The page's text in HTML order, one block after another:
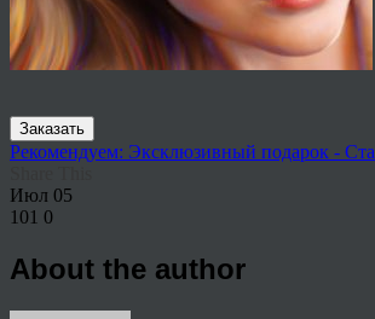
Заказать
Рекомендуем: Эксклюзивный подарок -
Июл 05
101 0
About the author